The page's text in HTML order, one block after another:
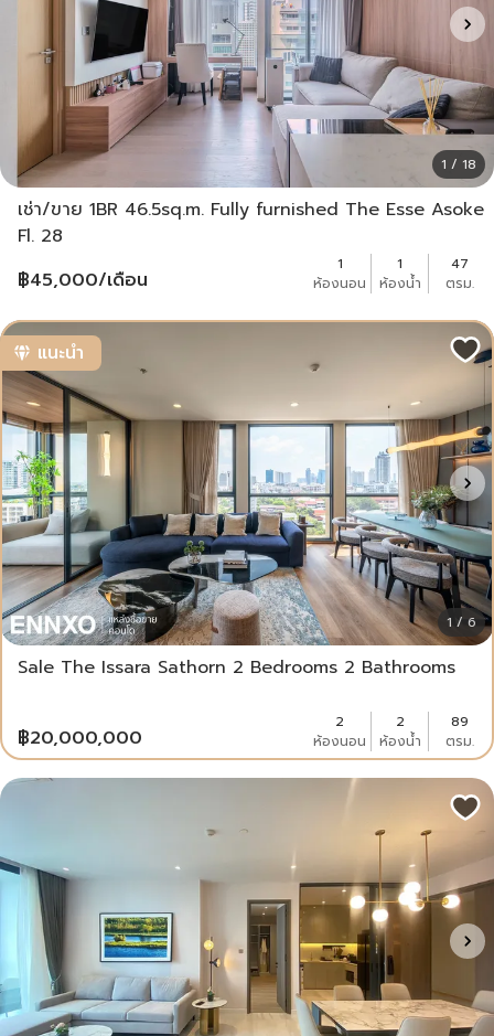
1 / 18
เช่า/ขาย 1BR 46.5sq.m. Fully furnished The Esse Asoke
Fl. 28
฿45,000/เดือน
1
ห้องนอน
1
ห้องน้ำ
47
ตรม.
แนะนำ
1 / 6
Sale The Issara Sathorn 2 Bedrooms 2 Bathrooms
฿20,000,000
2
ห้องนอน
2
ห้องน้ำ
89
ตรม.